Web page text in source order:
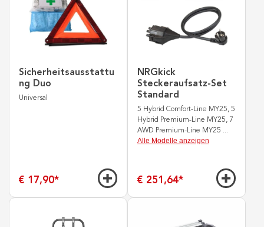
Sicherheitsausstattu
ng Duo
Universal
€ 17,90*
NRGkick
Steckeraufsatz-Set
Standard
5 Hybrid Comfort-Line MY25, 5
Hybrid Premium-Line MY25, 7
AWD Premium-Line MY25 ...
Alle Modelle anzeigen
€ 251,64*